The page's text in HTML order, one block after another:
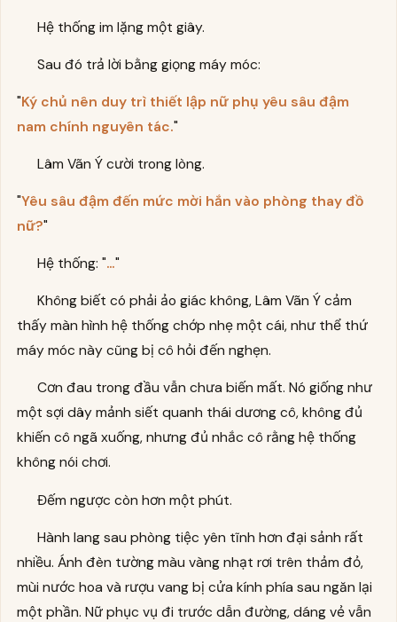
Hệ thống im lặng một giây.
Sau đó trả lời bằng giọng máy móc:
"Ký chủ nên duy trì thiết lập nữ phụ yêu sâu đậm
nam chính nguyên tác."
Lâm Vãn Ý cười trong lòng.
"Yêu sâu đậm đến mức mời hắn vào phòng thay đồ
nữ?"
Hệ thống: "…"
Không biết có phải ảo giác không, Lâm Vãn Ý cảm
thấy màn hình hệ thống chớp nhẹ một cái, như thể thứ
máy móc này cũng bị cô hỏi đến nghẹn.
Cơn đau trong đầu vẫn chưa biến mất. Nó giống như
một sợi dây mảnh siết quanh thái dương cô, không đủ
khiến cô ngã xuống, nhưng đủ nhắc cô rằng hệ thống
không nói chơi.
Đếm ngược còn hơn một phút.
Hành lang sau phòng tiệc yên tĩnh hơn đại sảnh rất
nhiều. Ánh đèn tường màu vàng nhạt rơi trên thảm đỏ,
mùi nước hoa và rượu vang bị cửa kính phía sau ngăn lại
một phần. Nữ phục vụ đi trước dẫn đường, dáng vẻ vẫn